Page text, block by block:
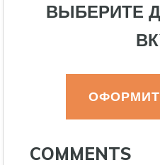
ВЫБЕРИТЕ
COMMENTS